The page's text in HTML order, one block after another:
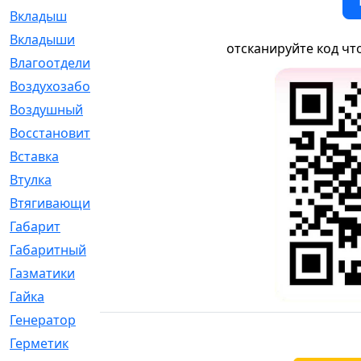
Вкладыш
Вкладыши
Влагоотделитель
Воздухозаборник
Воздушный
Восстановительный
Вставка
Втулка
Втягивающий
Габарит
Габаритный
Газматики
Гайка
Генератор
Герметик
отсканируйте код